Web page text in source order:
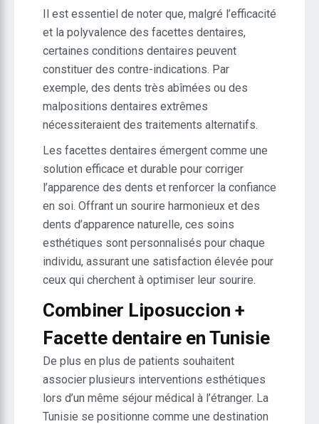
Il est essentiel de noter que, malgré l’efficacité
et la polyvalence des facettes dentaires,
certaines conditions dentaires peuvent
constituer des contre-indications. Par
exemple, des dents très abîmées ou des
malpositions dentaires extrêmes
nécessiteraient des traitements alternatifs.
Les facettes dentaires émergent comme une
solution efficace et durable pour corriger
l’apparence des dents et renforcer la confiance
en soi. Offrant un sourire harmonieux et des
dents d’apparence naturelle, ces soins
esthétiques sont personnalisés pour chaque
individu, assurant une satisfaction élevée pour
ceux qui cherchent à optimiser leur sourire.
Combiner Liposuccion +
Facette dentaire en Tunisie
De plus en plus de patients souhaitent
associer plusieurs interventions esthétiques
lors d’un même séjour médical à l’étranger. La
Tunisie se positionne comme une destination